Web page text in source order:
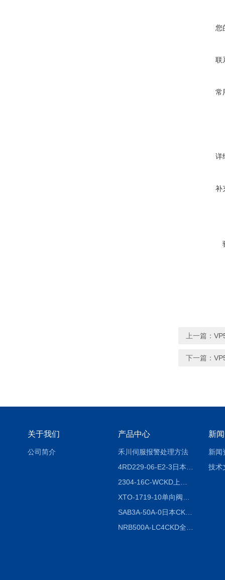
您
联
常
详
补
上一篇：
下一篇：
关于我们
公司简介
产品中心
禾川伺服报警处理方法
SAB3A-50A-0日本CKD全国授权代理
新
新闻
技术